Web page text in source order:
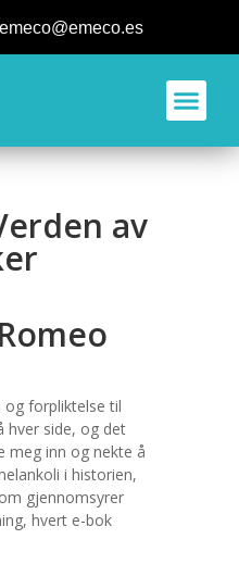
emeco@emeco.es
av
og forpliktelse til
hver side, og det
meg inn og nekte å
i historien,
gjennomsyrer
hvert e-bok